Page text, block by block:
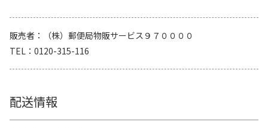
販売者
（株）郵便局物販サービス９７００００
TEL
0120-315-116
配送情報